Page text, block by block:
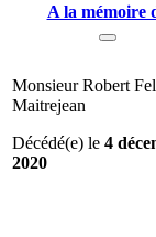
A la mémoire
Monsieur Robert
Maitrejean
Décédé(e) le 4
2020